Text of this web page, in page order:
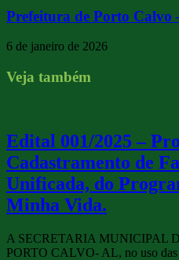
Prefeitura de Porto Calvo
6 de janeiro de 2026
Veja também
Edital 001/2025 –
Cadastramento de
Unificada, do
Minha Vida.
A SECRETARIA MUNICIPAL
PORTO CALVO- AL, no uso